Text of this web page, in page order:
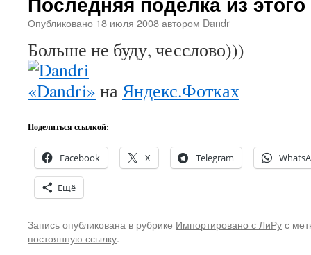
Опубликовано 18 июля 2008автором Dandr
Больше не буду, чесслово)))
«Dandri» на Яндекс.Фотках
Поделиться ссылкой:
Facebook X Telegram
Ещё
Запись опубликована в рубрике Импортировано с ЛиРус
постоянную ссылку.